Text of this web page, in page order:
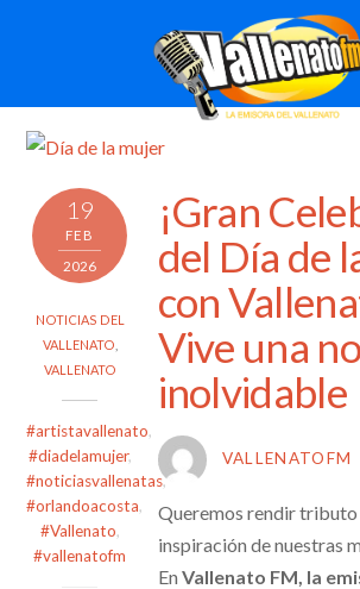
19
FEB
2026
NOTICIAS DEL
VALLENATO
VALLENATO
#artistavallenato,
#diadelamujer,
#noticiasvallenatas,
#orlandoacosta,
#Vallenato,
#vallenatofm
¡Gran
del Día de
con
Vive una
inolvidable
VALLENATOFM
Queremos rendir tributo
inspiración de nuestras
En Vallenato FM, la